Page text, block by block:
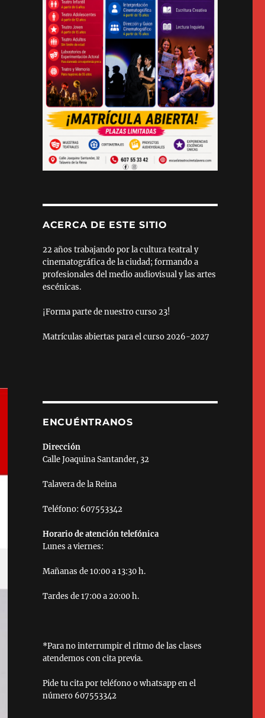
ACERCA DE ESTE SITIO
22 años trabajando por la cultura teatral y
cinematográfica de la ciudad; formando a
profesionales del medio audiovisual y las artes
escénicas.
¡Forma parte de nuestro curso 23!
Matrículas abiertas para el curso 2026-2027
ENCUÉNTRANOS
Dirección
Calle Joaquina Santander, 32
Talavera de la Reina
Teléfono: 607553342
Horario de atención telefónica
Lunes a viernes:
Mañanas de 10:00 a 13:30 h.
Tardes de 17:00 a 20:00 h.
*Para no interrumpir el ritmo de las clases
atendemos con cita previa.
Pide tu cita por teléfono o whatsapp en el
número 607553342